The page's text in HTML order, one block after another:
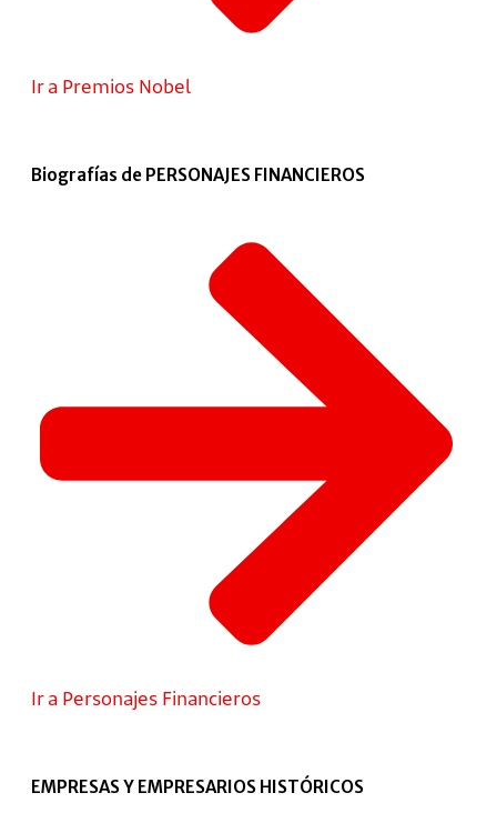
Ir a Premios Nobel
Biografías de PERSONAJES FINANCIEROS
Ir a Personajes Financieros
EMPRESAS Y EMPRESARIOS HISTÓRICOS